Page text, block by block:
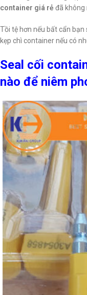
container giá rẻ đã không
Tồi tệ hơn nếu bất cẩn
kẹp chì container nếu có
Seal cối
nào để niêm